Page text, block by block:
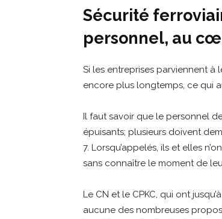
Sécurité
personnel, au
Si les entreprises parviennent à
encore plus longtemps, ce qui
Il faut savoir que le personnel
épuisants; plusieurs doivent
7. Lorsqu’appelés, ils et elles
sans connaître le moment de
Le CN et le CPKC, qui ont
aucune des nombreuses